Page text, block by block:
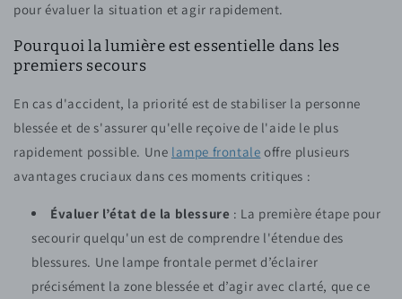
pour évaluer la situation et agir rapidement.
Pourquoi la lumière est essentielle dans les
premiers secours
En cas d'accident, la priorité est de stabiliser la personne
blessée et de s'assurer qu'elle reçoive de l'aide le plus
rapidement possible. Une lampe frontale offre plusieurs
avantages cruciaux dans ces moments critiques :
Évaluer l’état de la blessure : La première étape pour
secourir quelqu'un est de comprendre l'étendue des
blessures. Une lampe frontale permet d’éclairer
précisément la zone blessée et d’agir avec clarté, que ce